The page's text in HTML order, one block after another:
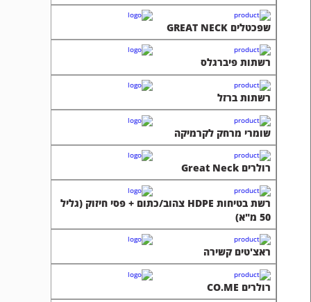
שפכטלים GREAT NECK
רשתות פיברגלס
רשתות ברזל
שומרי מרחק לקרמיקה
רולרים Great Neck
רשת בטיחות HDPE צהוב/כתום + פסי חיזוק (גליל
50 מ"א)
ראצ'טים קשירה
רולרים CO.ME